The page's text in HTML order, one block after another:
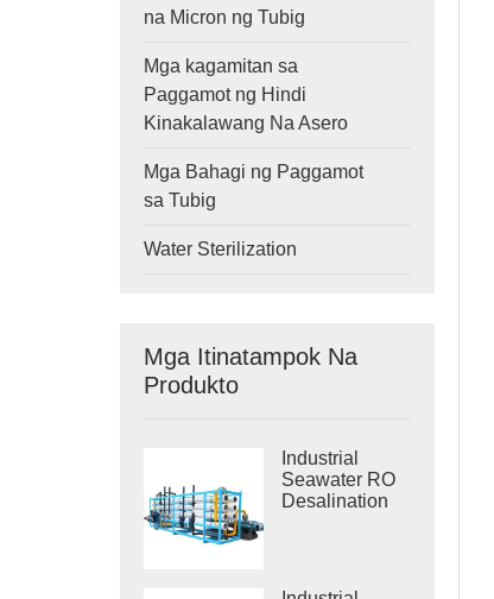
na Micron ng Tubig
Mga kagamitan sa
Paggamot ng Hindi
Kinakalawang Na Asero
Mga Bahagi ng Paggamot
sa Tubig
Water Sterilization
Mga Itinatampok Na
Produkto
Industrial
Seawater RO
Desalination